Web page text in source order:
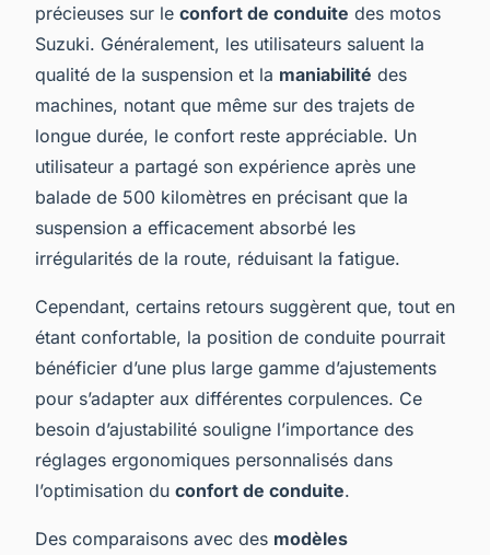
précieuses sur le confort de conduite des motos
Suzuki. Généralement, les utilisateurs saluent la
qualité de la suspension et la maniabilité des
machines, notant que même sur des trajets de
longue durée, le confort reste appréciable. Un
utilisateur a partagé son expérience après une
balade de 500 kilomètres en précisant que la
suspension a efficacement absorbé les
irrégularités de la route, réduisant la fatigue.
Cependant, certains retours suggèrent que, tout en
étant confortable, la position de conduite pourrait
bénéficier d’une plus large gamme d’ajustements
pour s’adapter aux différentes corpulences. Ce
besoin d’ajustabilité souligne l’importance des
réglages ergonomiques personnalisés dans
l’optimisation du confort de conduite.
Des comparaisons avec des modèles